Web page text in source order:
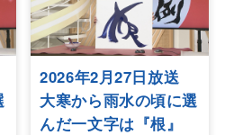
2026年2月27日放送
大寒から雨水の頃に選
んだ一文字は『根』